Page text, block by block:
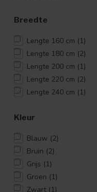
Breedte
Lengte 160 cm (1)
Lengte 180 cm (2)
Lengte 200 cm (1)
Lengte 220 cm (2)
Lengte 240 cm (1)
Kleur
Blauw (2)
Bruin (2)
Grijs (1)
Groen (1)
Zwart (1)